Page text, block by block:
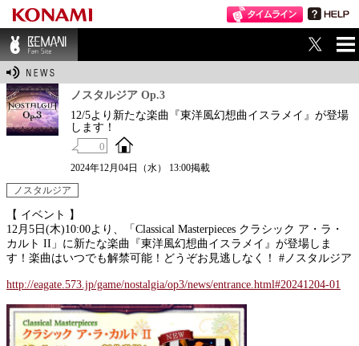
BEMANI Fan Sit
ノスタルジア Op.3
12/5より新たな楽曲『東洋風幻想曲イスラメイ』が登場
します！
0
2024年12月04日（水） 13:00掲載
ノスタルジア
【 イベント 】
12月5日(木)10:00より、「Classical Masterpieces クラシック ア・ラ・
カルト II」に新たな楽曲『東洋風幻想曲イスラメイ』が登場しま
す！楽曲はいつでも解禁可能！どうぞお見逃しなく！ #ノスタルジア
http://eagate.573.jp/game/nostalgia/op3/news/entrance.html#20241204-01